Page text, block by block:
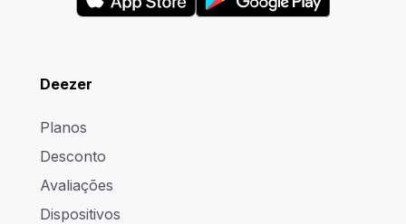
Deezer
Planos
Desconto
Avaliações
Dispositivos